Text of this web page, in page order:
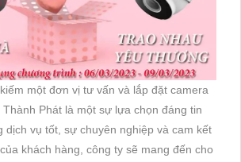
một đơn vị tư vấn và lắp đặt camera
Phát là một sự lựa chọn đáng tin
dịch vụ tốt, sự chuyên nghiệp và cam kết
khách hàng, công ty sẽ mang đến cho